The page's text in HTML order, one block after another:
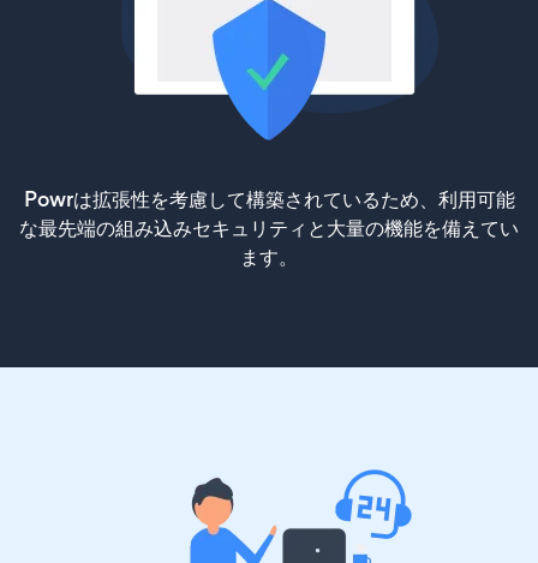
Powrは拡張性を考慮して構築されているため、利用可能
な最先端の組み込みセキュリティと大量の機能を備えてい
ます。